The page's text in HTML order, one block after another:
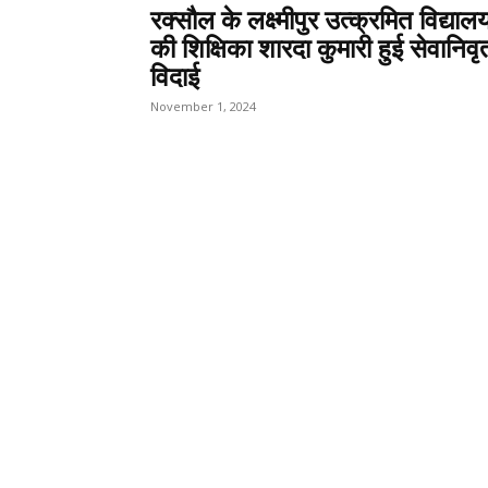
रक्सौल के लक्ष्मीपुर उत्क्रमित
की शिक्षिका शारदा कुमारी हुई
विदाई
November 1, 2024